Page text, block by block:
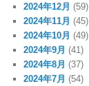
2024年12月 (59)
2024年11月 (45)
2024年10月 (49)
2024年9月 (41)
2024年8月 (37)
2024年7月 (54)